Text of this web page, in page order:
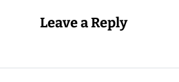
Leave a Reply